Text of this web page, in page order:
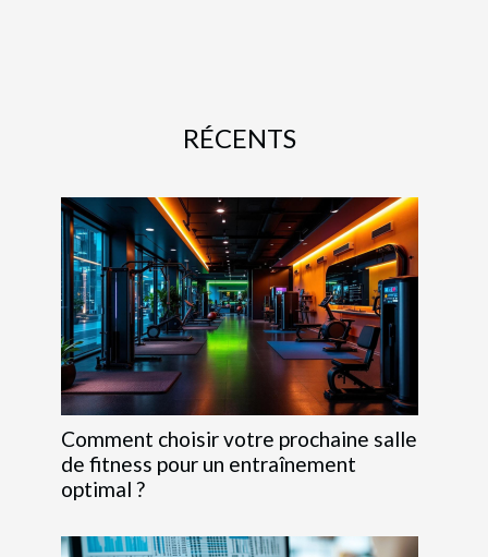
RÉCENTS
Comment choisir votre prochaine salle
de fitness pour un entraînement
optimal ?